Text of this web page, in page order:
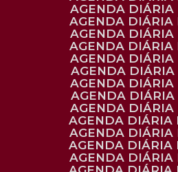
AGENDA
AGENDA
AGENDA
AGENDA
AGENDA
AGENDA
AGENDA
AGENDA
AGENDA
AGENDA
AGENDA
AGENDA
AGENDA